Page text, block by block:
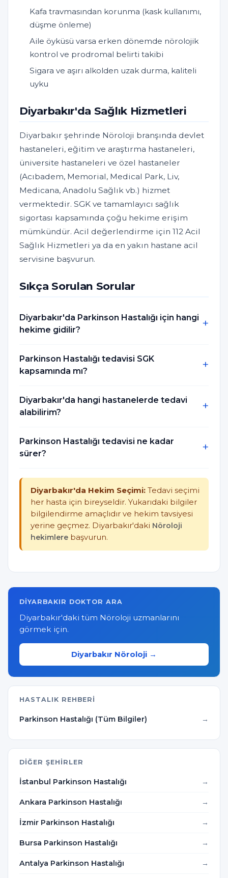
Kafa travmasından korunma (kask kullanımı,
düşme önleme)
Aile öyküsü varsa erken dönemde nörolojik
kontrol ve prodromal belirti takibi
Sigara ve aşırı alkolden uzak durma, kaliteli
uyku
Diyarbakır'da Sağlık Hizmetleri
Diyarbakır şehrinde Nöroloji branşında devlet
hastaneleri, eğitim ve araştırma hastaneleri,
üniversite hastaneleri ve özel hastaneler
(Acıbadem, Memorial, Medical Park, Liv,
Medicana, Anadolu Sağlık vb.) hizmet
vermektedir. SGK ve tamamlayıcı sağlık
sigortası kapsamında çoğu hekime erişim
mümkündür. Acil değerlendirme için 112 Acil
Sağlık Hizmetleri ya da en yakın hastane acil
servisine başvurun.
Sıkça Sorulan Sorular
Diyarbakır'da Parkinson Hastalığı için hangi
hekime gidilir?
Parkinson Hastalığı tedavisi SGK
kapsamında mı?
Diyarbakır'da hangi hastanelerde tedavi
alabilirim?
Parkinson Hastalığı tedavisi ne kadar
sürer?
Diyarbakır'da Hekim Seçimi: Tedavi seçimi
her hasta için bireyseldir. Yukarıdaki bilgiler
bilgilendirme amaçlıdır ve hekim tavsiyesi
yerine geçmez. Diyarbakır'daki Nöroloji
hekimlere başvurun.
DIYARBAKIR DOKTOR ARA
Diyarbakır'daki tüm Nöroloji uzmanlarını
görmek için.
Diyarbakır Nöroloji →
HASTALIK REHBERI
Parkinson Hastalığı (Tüm Bilgiler)
DIĞER ŞEHIRLER
İstanbul Parkinson Hastalığı
Ankara Parkinson Hastalığı
İzmir Parkinson Hastalığı
Bursa Parkinson Hastalığı
Antalya Parkinson Hastalığı